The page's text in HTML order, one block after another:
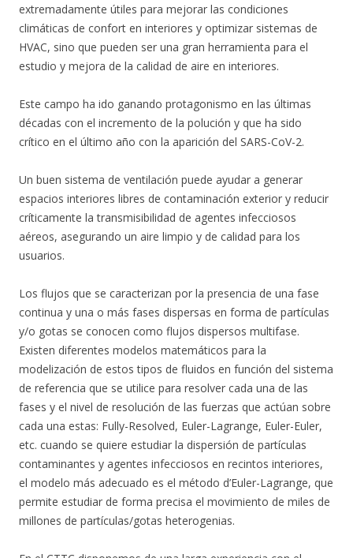
extremadamente útiles para mejorar las condiciones
climáticas de confort en interiores y optimizar sistemas de
HVAC, sino que pueden ser una gran herramienta para el
estudio y mejora de la calidad de aire en interiores.
Este campo ha ido ganando protagonismo en las últimas
décadas con el incremento de la polución y que ha sido
crítico en el último año con la aparición del SARS-CoV-2.
Un buen sistema de ventilación puede ayudar a generar
espacios interiores libres de contaminación exterior y reducir
críticamente la transmisibilidad de agentes infecciosos
aéreos, asegurando un aire limpio y de calidad para los
usuarios.
Los flujos que se caracterizan por la presencia de una fase
continua y una o más fases dispersas en forma de partículas
y/o gotas se conocen como flujos dispersos multifase.
Existen diferentes modelos matemáticos para la
modelización de estos tipos de fluidos en función del sistema
de referencia que se utilice para resolver cada una de las
fases y el nivel de resolución de las fuerzas que actúan sobre
cada una estas: Fully-Resolved, Euler-Lagrange, Euler-Euler,
etc. cuando se quiere estudiar la dispersión de partículas
contaminantes y agentes infecciosos en recintos interiores,
el modelo más adecuado es el método d’Euler-Lagrange, que
permite estudiar de forma precisa el movimiento de miles de
millones de partículas/gotas heterogenias.